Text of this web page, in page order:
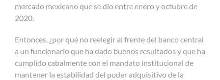
mercado mexicano que se dio entre enero y octubre de
2020.
Entonces, ¿por qué no reelegir al frente del banco central
a un funcionario que ha dado buenos resultados y que ha
cumplido cabalmente con el mandato institucional de
mantener la estabilidad del poder adquisitivo de la